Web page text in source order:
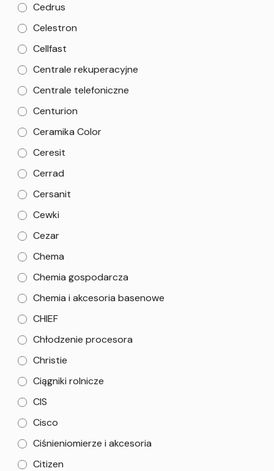
Cedrus
Celestron
Cellfast
Centrale rekuperacyjne
Centrale telefoniczne
Centurion
Ceramika Color
Ceresit
Cerrad
Cersanit
Cewki
Cezar
Chema
Chemia gospodarcza
Chemia i akcesoria basenowe
CHIEF
Chłodzenie procesora
Christie
Ciągniki rolnicze
CIS
Cisco
Ciśnieniomierze i akcesoria
Citizen